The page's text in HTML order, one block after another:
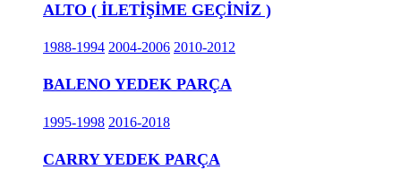
ALTO ( İLETİŞİME GEÇİNİZ )
1988-1994 2004-2006 2010-2012
BALENO YEDEK PARÇA
1995-1998 2016-2018
CARRY YEDEK PARÇA